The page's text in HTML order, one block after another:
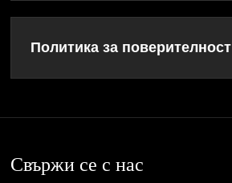
Политика за поверителност
Свържи се с нас